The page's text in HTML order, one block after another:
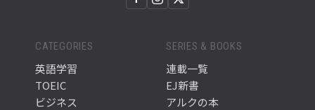
CATEGORIES
英語学習
TOEIC
ビジネス
SERIES & BOOKS
連載一覧
EJ新書
アルクの本